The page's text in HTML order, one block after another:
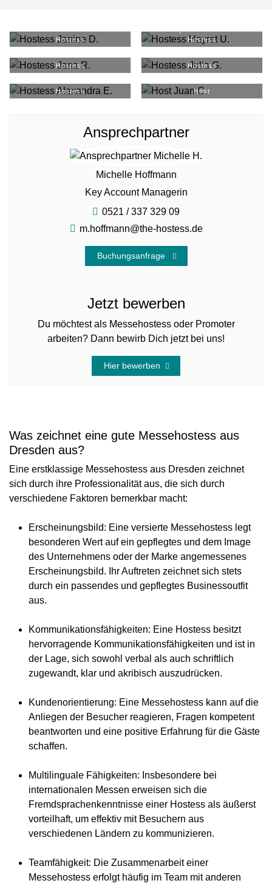
Hostess Hostess
Hostess Hostess
Hostess Host
Ansprechpartner
Michelle Hoffmann
Key Account Managerin
0521 / 337 329 09
m.hoffmann@the-hostess.de
Buchungsanfrage
Jetzt bewerben
Du möchtest als Messehostess oder Promoter
arbeiten? Dann bewirb Dich jetzt bei uns!
Hier bewerben
Was zeichnet eine gute Messehostess aus
Dresden aus?
Eine erstklassige Messehostess aus Dresden zeichnet
sich durch ihre Professionalität aus, die sich durch
verschiedene Faktoren bemerkbar macht:
Erscheinungsbild: Eine versierte Messehostess legt
besonderen Wert auf ein gepflegtes und dem Image
des Unternehmens oder der Marke angemessenes
Erscheinungsbild. Ihr Auftreten zeichnet sich stets
durch ein passendes und gepflegtes Businessoutfit
aus.
Kommunikationsfähigkeiten: Eine Hostess besitzt
hervorragende Kommunikationsfähigkeiten und ist in
der Lage, sich sowohl verbal als auch schriftlich
zugewandt, klar und akribisch auszudrücken.
Kundenorientierung: Eine Messehostess kann auf die
Anliegen der Besucher reagieren, Fragen kompetent
beantworten und eine positive Erfahrung für die Gäste
schaffen.
Multilinguale Fähigkeiten: Insbesondere bei
internationalen Messen erweisen sich die
Fremdsprachenkenntnisse einer Hostess als äußerst
vorteilhaft, um effektiv mit Besuchern aus
verschiedenen Ländern zu kommunizieren.
Teamfähigkeit: Die Zusammenarbeit einer
Messehostess erfolgt häufig im Team mit anderen